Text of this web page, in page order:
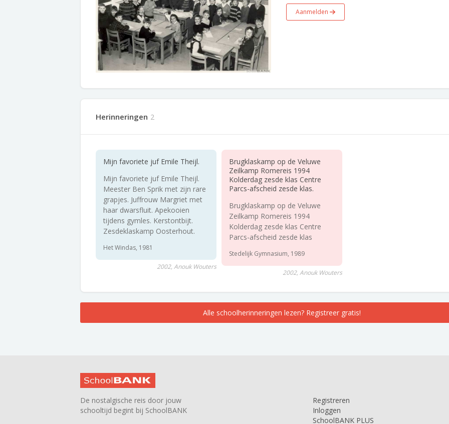
Aanmelden
Herinneringen 2
Mijn favoriete juf Emile Theijl.
Mijn favoriete juf Emile Theijl.
Meester Ben Sprik met zijn rare
grapjes. Juffrouw Margriet met
haar dwarsfluit. Apekooien
tijdens gymles. Kerstontbijt.
Zesdeklaskamp Oosterhout.
Het Windas, 1981
2002, Anouk Wouters
Brugklaskamp op de Veluwe
Zeilkamp Romereis 1994
Kolderdag zesde klas Centre
Parcs-afscheid zesde klas.
Brugklaskamp op de Veluwe
Zeilkamp Romereis 1994
Kolderdag zesde klas Centre
Parcs-afscheid zesde klas
Stedelijk Gymnasium, 1989
2002, Anouk Wouters
Alle schoolherinneringen lezen? Registreer gratis!
De nostalgische reis door jouw
schooltijd begint bij SchoolBANK
Registreren
Inloggen
SchoolBANK PLUS